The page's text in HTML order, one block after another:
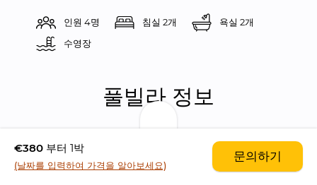
인원 4명 침실 2개
욕실 2개
수영장
풀빌라 정보
풀빌라 키메라 그린은 럭셔리 홀리데이 스타일의 2
개의 침실들을 갖춘 아름다운 풀빌라입니다.
€380 부터 1박
(날짜를 입력하여 가격을 알아보세요)
문의하기